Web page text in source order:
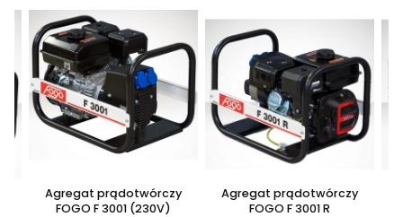
Agregat prądotwórczy
FOGO F 3001 (230V)
Agregat prądotwórczy
FOGO F 3001 R